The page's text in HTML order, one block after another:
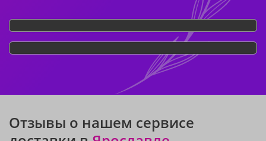
Отзывы о нашем сервисе